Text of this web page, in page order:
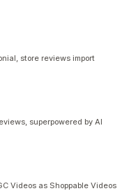
store reviews import
superpowered by AI
Videos as Shoppable Videos